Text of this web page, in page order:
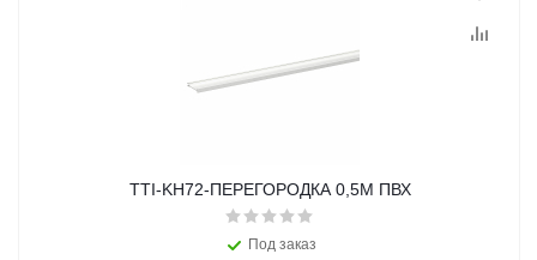
TTI-KH72-ПЕРЕГОРОДКА 0,5М ПВХ
Под заказ